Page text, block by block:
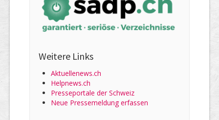
Weitere Links
Aktuellenews.ch
Helpnews.ch
Presseportale der Schweiz
Neue Pressemeldung erfassen